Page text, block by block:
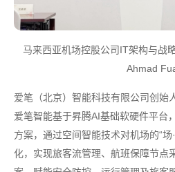
马来西亚机场控股公司IT架构与战
Ahmad
爱笔（北京）智能科技有限公司创始
爱笔智能基于昇腾AI基础软硬件平台
方案，通过空间智能技术对机场的“场
化，实现旅客流管理、航班保障节点